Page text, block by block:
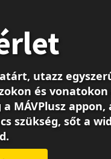
utazz
és vonatokon
MÁVPlusz appon,
szükség, sőt a